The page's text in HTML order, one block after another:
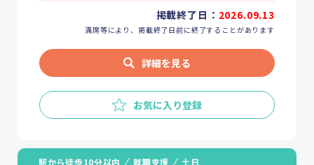
掲載終了日： 2026.09.13
満席等により、掲載終了日前に終了することがあります
詳細を見る
お気に入り登録
駅から徒歩10分以内 就職支援 土日